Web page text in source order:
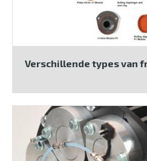
Verschillende types van